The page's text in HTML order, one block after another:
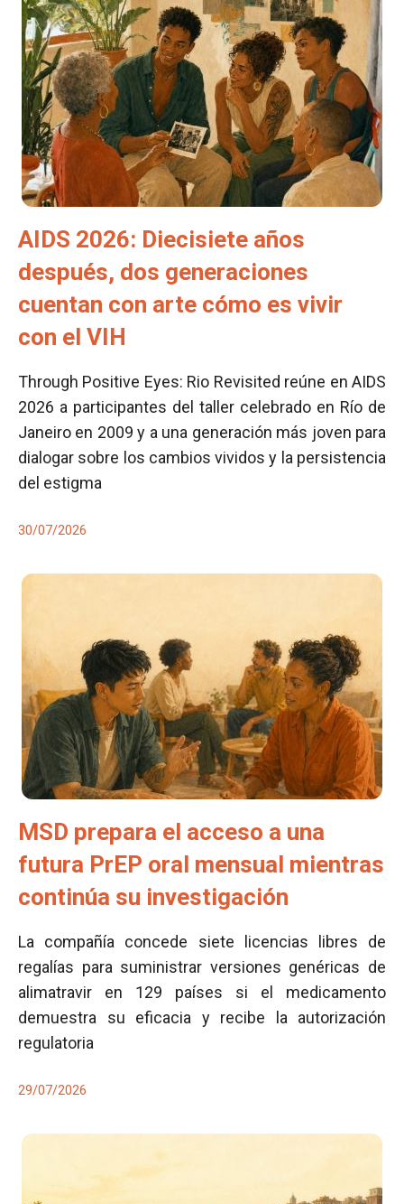
AIDS 2026: Diecisiete años
después, dos generaciones
cuentan con arte cómo es vivir
con el VIH
Through Positive Eyes: Rio Revisited reúne en AIDS
2026 a participantes del taller celebrado en Río de
Janeiro en 2009 y a una generación más joven para
dialogar sobre los cambios vividos y la persistencia
del estigma
30/07/2026
MSD prepara el acceso a una
futura PrEP oral mensual mientras
continúa su investigación
La compañía concede siete licencias libres de
regalías para suministrar versiones genéricas de
alimatravir en 129 países si el medicamento
demuestra su eficacia y recibe la autorización
regulatoria
29/07/2026